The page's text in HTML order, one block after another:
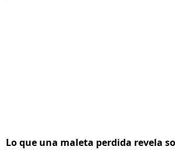
Lo que una maleta perdida revela